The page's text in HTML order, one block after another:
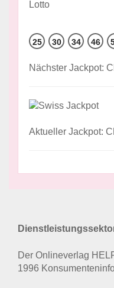
25 30 34 46
Nächster Jackpot:
Aktueller Jackpot:
Der Onlineverlag
1996